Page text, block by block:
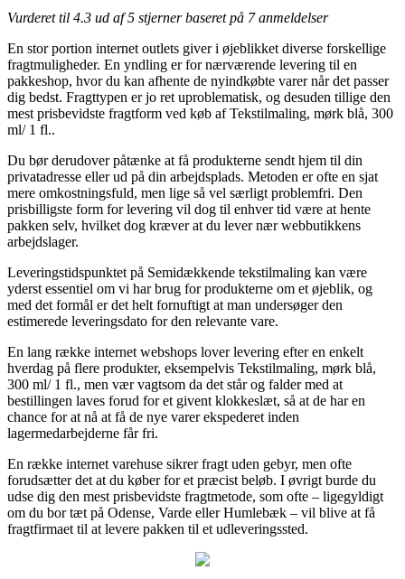
Vurderet til 4.3 ud af 5 stjerner baseret på 7anmeldelser
En stor portion internet outlets giver i øjeblikket diverse forskellige
fragtmuligheder. En yndling er for nærværende levering til en
pakkeshop, hvor du kan afhente de nyindkøbte varer når det passer
dig bedst. Fragttypen er jo ret uproblematisk, og desuden tillige den
mest prisbevidste fragtform ved køb af Tekstilmaling, mørk blå, 300
ml/ 1 fl..
Du bør derudover påtænke at få produkterne sendt hjem til din
privatadresse eller ud på din arbejdsplads. Metoden er ofte en sjat
mere omkostningsfuld, men lige så vel særligt problemfri. Den
prisbilligste form for levering vil dog til enhver tid være at hente
pakken selv, hvilket dog kræver at du lever nær webbutikkens
arbejdslager.
Leveringstidspunktet på Semidækkende tekstilmaling kan være
yderst essentiel om vi har brug for produkterne om et øjeblik, og
med det formål er det helt fornuftigt at man undersøger den
estimerede leveringsdato for den relevante vare.
En lang række internet webshops lover levering efter en enkelt
hverdag på flere produkter, eksempelvis Tekstilmaling, mørk blå,
300 ml/ 1 fl., men vær vagtsom da det står og falder med at
bestillingen laves forud for et givent klokkeslæt, så at de har en
chance for at nå at få de nye varer ekspederet inden
lagermedarbejderne får fri.
En række internet varehuse sikrer fragt uden gebyr, men ofte
forudsætter det at du køber for et præcist beløb. I øvrigt burde du
udse dig den mest prisbevidste fragtmetode, som ofte – ligegyldigt
om du bor tæt på Odense, Varde eller Humlebæk – vil blive at få
fragtfirmaet til at levere pakken til et udleveringssted.